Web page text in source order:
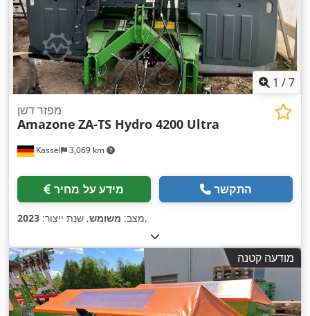
1 /7
Kassel 3,069 km
מפזר דשן
Amazone ZA-TS Hydro 4200 Ultra
מידע על מחיר התקשר
מצב: משומש, שנת ייצור: 2023 ,
מודעה קטנה